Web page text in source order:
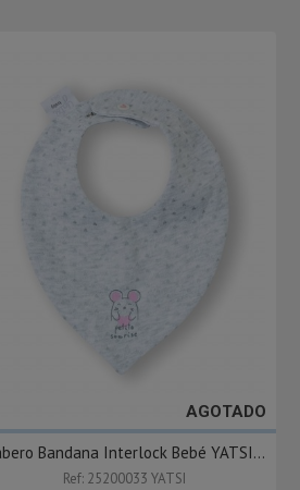
AGOTADO
Bandana Interlock Bebé YATSI...
Ref: 25200033 YATSI